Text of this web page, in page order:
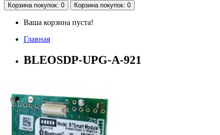
Корзинапокупок: 0 Корзинапокупок: 0
Ваша корзина пуста!
Главная
BLEOSDP-UPG-A-921